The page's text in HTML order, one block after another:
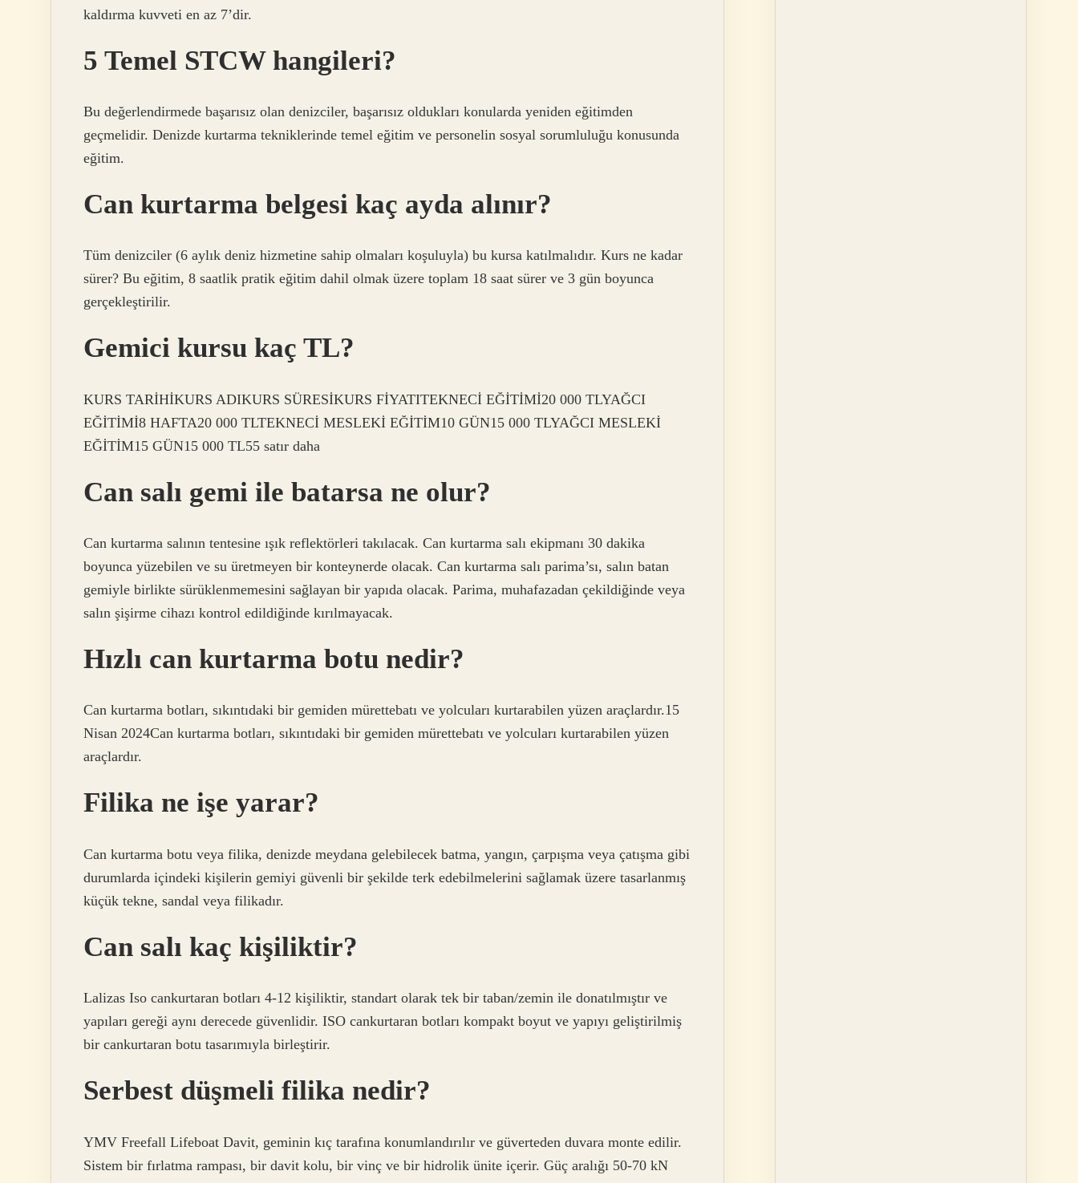
kaldırma kuvveti en az 7’dir.
5 Temel STCW hangileri?
Bu değerlendirmede başarısız olan denizciler, başarısız oldukları konularda yeniden eğitimden
geçmelidir. Denizde kurtarma tekniklerinde temel eğitim ve personelin sosyal sorumluluğu konusunda
eğitim.
Can kurtarma belgesi kaç ayda alınır?
Tüm denizciler (6 aylık deniz hizmetine sahip olmaları koşuluyla) bu kursa katılmalıdır. Kurs ne kadar
sürer? Bu eğitim, 8 saatlik pratik eğitim dahil olmak üzere toplam 18 saat sürer ve 3 gün boyunca
gerçekleştirilir.
Gemici kursu kaç TL?
KURS TARİHİKURS ADIKURS SÜRESİKURS FİYATITEKNECİ EĞİTİMİ20 000 TLYAĞCI
EĞİTİMİ8 HAFTA20 000 TLTEKNECİ MESLEKİ EĞİTİM10 GÜN15 000 TLYAĞCI MESLEKİ
EĞİTİM15 GÜN15 000 TL55 satır daha
Can salı gemi ile batarsa ne olur?
Can kurtarma salının tentesine ışık reflektörleri takılacak. Can kurtarma salı ekipmanı 30 dakika
boyunca yüzebilen ve su üretmeyen bir konteynerde olacak. Can kurtarma salı parima’sı, salın batan
gemiyle birlikte sürüklenmemesini sağlayan bir yapıda olacak. Parima, muhafazadan çekildiğinde veya
salın şişirme cihazı kontrol edildiğinde kırılmayacak.
Hızlı can kurtarma botu nedir?
Can kurtarma botları, sıkıntıdaki bir gemiden mürettebatı ve yolcuları kurtarabilen yüzen araçlardır.15
Nisan 2024Can kurtarma botları, sıkıntıdaki bir gemiden mürettebatı ve yolcuları kurtarabilen yüzen
araçlardır.
Filika ne işe yarar?
Can kurtarma botu veya filika, denizde meydana gelebilecek batma, yangın, çarpışma veya çatışma gibi
durumlarda içindeki kişilerin gemiyi güvenli bir şekilde terk edebilmelerini sağlamak üzere tasarlanmış
küçük tekne, sandal veya filikadır.
Can salı kaç kişiliktir?
Lalizas Iso cankurtaran botları 4-12 kişiliktir, standart olarak tek bir taban/zemin ile donatılmıştır ve
yapıları gereği aynı derecede güvenlidir. ISO cankurtaran botları kompakt boyut ve yapıyı geliştirilmiş
bir cankurtaran botu tasarımıyla birleştirir.
Serbest düşmeli filika nedir?
YMV Freefall Lifeboat Davit, geminin kıç tarafına konumlandırılır ve güverteden duvara monte edilir.
Sistem bir fırlatma rampası, bir davit kolu, bir vinç ve bir hidrolik ünite içerir. Güç aralığı 50-70 kN